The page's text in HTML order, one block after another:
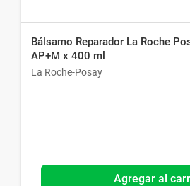
Bálsamo Reparador La Roche
AP+M x 400 ml
La Roche-Posay
Agregar al